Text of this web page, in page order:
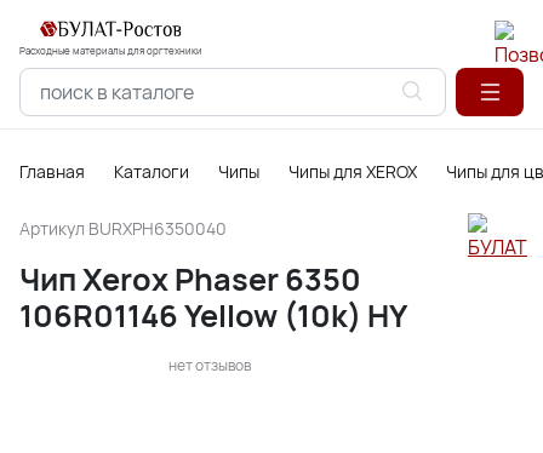
Расходные материалы для оргтехники
Главная Каталоги Чипы Чипы для XEROX Чипы для
Артикул BURXPH6350040
Чип Xerox Phaser 6350
106R01146 Yellow (10k) HY
нет отзывов